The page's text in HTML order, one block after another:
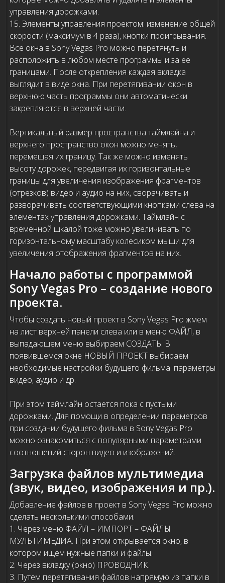
управления дорожками.
15. Элементы управления проектом: изменение общей
скорости (максимум в 4 раза), кнопки проигрывания.
Все окна в Sony Vegas Pro можно перетянуть и
расположить в любом месте программы и за ее
границами. После открепления каждая вкладка
выглядит в виде окна. При перетягивании окон в
верхнюю часть программы они автоматически
закрепляются в верхней части.
Вертикальный размер пространства таймлайна и
верхнего пространство окон можно менять,
перемещая их границу. Так же можно изменять
высоту дорожек, передвигая их горизонтальные
границы для увеличения изображения фрагментов
(отрезков) видео и аудио на них, сворачивать и
разворачивать соответствующими кнопками слева на
элементах управления дорожками. Таймлайн с
временной шкалой тоже можно увеличивать по
горизонтальному масштабу колесиком мыши для
увеличения отображения фрагментов на них.
Начало работы с программой
Sony Vegas Pro – создание нового
проекта.
Чтобы создать новый проект в Sony Vegas Pro жмем
на лист верхней панели слева или в меню ФАЙЛ, в
выпадающем меню выбираем СОЗДАТЬ. В
появившемся окне НОВЫЙ ПРОЕКТ выбираем
необходимые настройки будущего фильма: параметры
видео, аудио и др.
При этом таймлайн остается пока с пустыми
дорожками. Для помощи в определении параметров
при создании будущего фильма в Sony Vegas Pro
можно ознакомиться с популярными параметрами
соотношений сторон видео и изображений.
Загрузка файлов мультимедиа
(звук, видео, изображения и пр.).
Добавление файлов в проект в Sony Vegas Pro можно
сделать несколькими способами.
1. Через меню ФАЙЛ – ИМПОРТ – ФАЙЛЫ
МУЛЬТИМЕДИА. При этом открывается окно, в
котором ищем нужные папки и файлы.
2. Через вкладку (окно) ПРОВОДНИК.
3. Путем перетягивания файлов напрямую из папки в